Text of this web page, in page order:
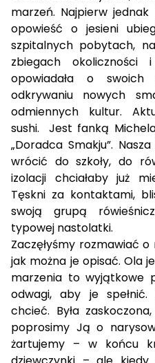
marzeń. Najpierw
opowieść o jesieni
szpitalnych pobytach,
zbiegach
opowiadała o
odkrywaniu nowych
odmiennych kultur.
sushi. Jest fanką
„Doradca Smakju”.
wrócić do szkoły, do
izolacji chciałaby już
Tęskni za kontaktami,
swoją grupą
typowej nastolatki.
Zaczęłyśmy rozmawiać
jak można je opisać. Ola
marzenia to wyjątkowe
odwagi, aby je
chcieć. Była
poprosimy Ją o
żartujemy – w końcu